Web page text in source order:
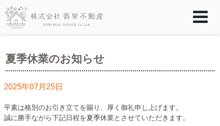
夏季休業のお知らせ
2025年07月25日
平素は格別のお引き立てを賜り、厚く御礼申し上げます。
誠に勝手ながら下記日程を夏季休業とさせていただきます。